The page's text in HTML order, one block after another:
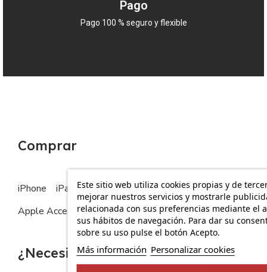
Pago
Pago 100 % seguro y flexible
Este sitio web utiliza cookies propias y de
mejorar nuestros servicios y mostrarle
relacionada con sus preferencias mediante el
sus hábitos de navegación. Para dar su
sobre su uso pulse el botón Acepto.
Más información Personalizar cookies
Comprar
iPhone iPad MacBook
Apple Watch
Apple Accesorios
¿Necesitas ayuda?